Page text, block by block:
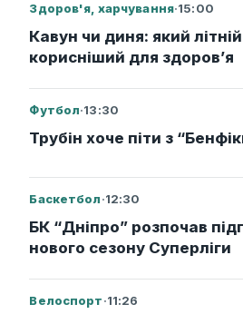
Здоров'я, харчування·15:00
Кавун чи диня: який
корисніший для здоров’я
Футбол·13:30
Трубін хоче піти з
Баскетбол·12:30
БК “Дніпро” розпочав
нового сезону Суперліги
Велоспорт·11:26